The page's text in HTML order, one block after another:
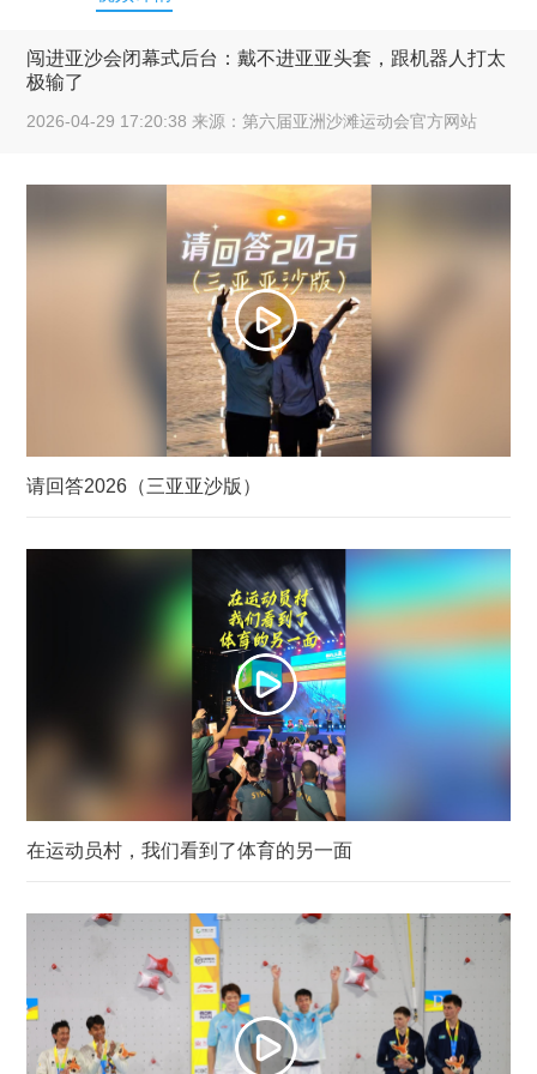
闯进亚沙会闭幕式后台：戴不进亚亚头套，跟机器人打太
极输了
2026-04-29 17:20:38 来源：第六届亚洲沙滩运动会官方网站
请回答2026（三亚亚沙版）
在运动员村，我们看到了体育的另一面